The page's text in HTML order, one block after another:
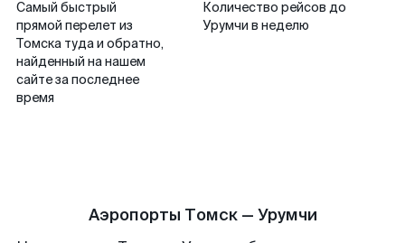
Самый быстрый
прямой перелет из
Томска туда и обратно,
найденный на нашем
сайте за последнее
время
Количество рейсов до
Урумчи в неделю
Аэропорты Томск — Урумчи